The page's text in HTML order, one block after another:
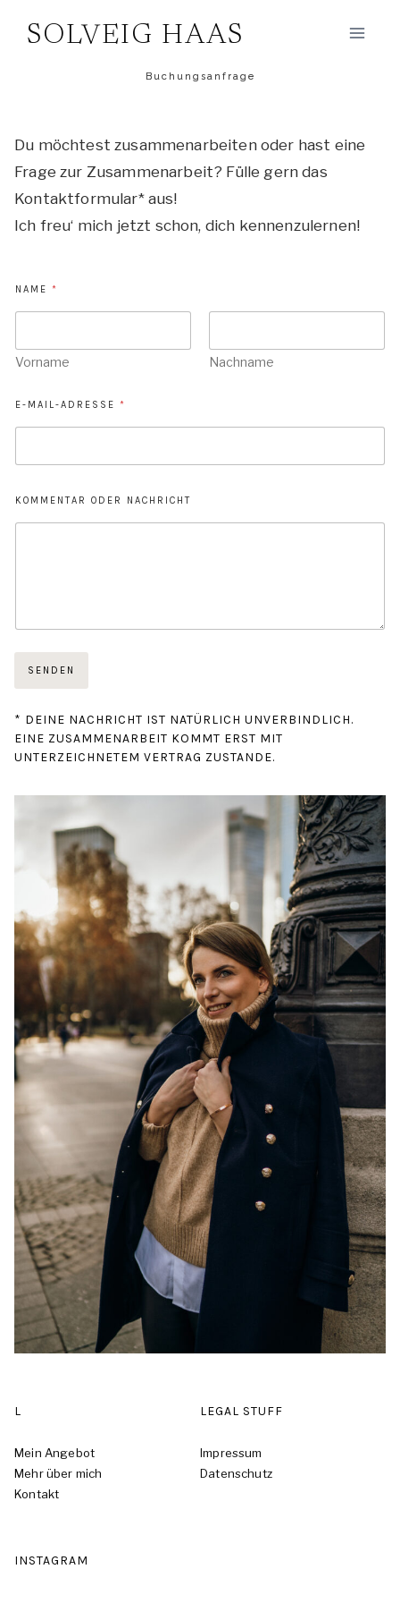
InhaltSOLVEIG HAAS
Buchungsanfrage
Du möchtest zusammenarbeiten oder hast eine
Frage zur Zusammenarbeit? Fülle gern das
Kontaktformular* aus!
Ich freu‘ mich jetzt schon, dich kennenzulernen!
NAME *
Vorname Nachname
E-MAIL-ADRESSE *
D
E
M
KOMMENTAR ODER NACHRICHT
SENDEN
* DEINE NACHRICHT IST NATÜRLICH UNVERBINDLICH.
EINE ZUSAMMENARBEIT KOMMT ERST MIT
UNTERZEICHNETEM VERTRAG ZUSTANDE.
L
Mein Angebot
Mehr über mich
Kontakt
LEGAL STUFF
Impressum
Datenschutz
INSTAGRAM